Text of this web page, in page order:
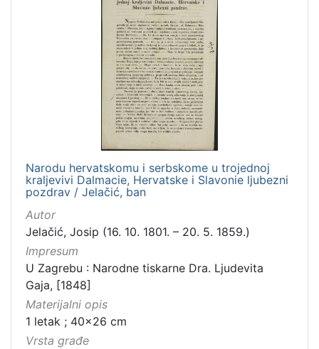
Narodu hervatskomu i serbskome u trojednoj
kraljevivi Dalmacie, Hervatske i Slavonie ljubezni
pozdrav / Jelačić, ban
Autor
Jelačić, Josip (16. 10. 1801. – 20. 5. 1859.)
Impresum
U Zagrebu : Narodne tiskarne Dra. Ljudevita
Gaja, [1848]
Materijalni opis
1 letak ; 40x26 cm
Vrsta građe